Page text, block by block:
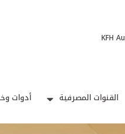
KFH
القنوات المصرفية أدوات